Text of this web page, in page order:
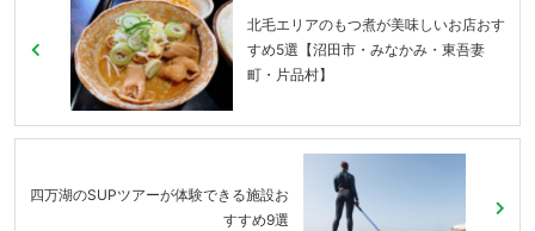
北毛エリアのもつ煮が美味しいお店おす
すめ5選【沼田市・みなかみ・東吾妻
町・片品村】
四万湖のSUPツアーが体験できる施設お
すすめ9選